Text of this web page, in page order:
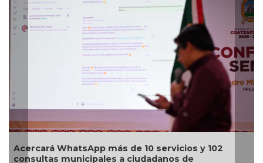
Alerta en EU por brote de salmonela ligada a